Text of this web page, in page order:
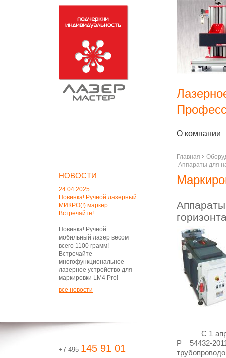
О компании
НОВОСТИ
24.04.2025
Новинка! Ручной лазерный
МИКРО(!) маркер.
Встречайте!
Новинка! Ручной
мобильный лазер весом
всего 1100 грамм!
Встречайте
многофункциональное
лазерное устройство для
маркировки LM4 Pro!
все новости
+7 495 145 91 01
Главная
Аппараты для
С 1 апреля
Р 54432-